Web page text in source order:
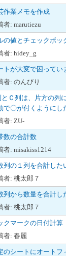
作業メモを作成
者: marutiezu
の値とチェックボッ
者: hidey_g
トが大変で困ってい
者: のんびり
とＣ列は、片方の列
で〇が付くようにし
者: ZU-
数の合計数
者: misakiss1214
列の１列を合計した
者: 桃太郎７
列から数量を合計し
者: 桃太郎７
クマークの日付計算
者: 春麗
のシートにオートフ